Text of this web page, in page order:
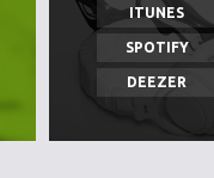
ITUNES
SPOTIFY
DEEZER